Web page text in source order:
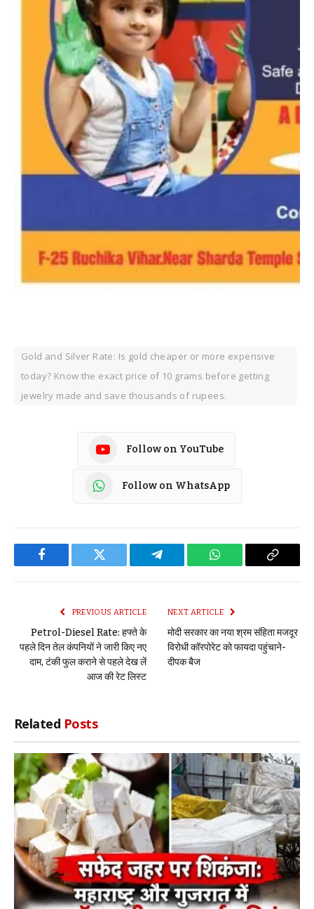
Gold and Silver Rate: Is gold cheaper or more expensive
today? Know the exact price of 10 grams before getting
jewelry made and save thousands of rupees.
Follow on YouTube
Follow on WhatsApp
Facebook Twitter Telegram WhatsApp Copy
PREVIOUS ARTICLE
Petrol-Diesel Rate: हफ्ते के
पहले दिन तेल कंपनियों ने जारी किए नए
दाम, टंकी फुल कराने से पहले देख लें
आज की रेट लिस्ट
NEXT ARTICLE
मोदी सरकार का नया श्रम संहिता मजदूर
विरोधी कॉरपोरेट को फायदा पहुंचाने-
दीपक बैज
Related Posts